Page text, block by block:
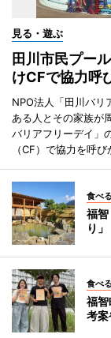
見る・遊ぶ
田川市民プー
けCFで協力呼
NPO法人「田川バリ
ある人とその家族が
バリアフリーデイ」
（CF）で協力を呼び
食べる
福
り
食べる
福
考案